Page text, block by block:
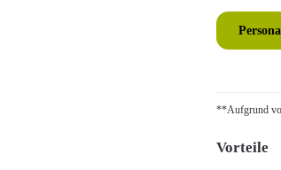
**Aufgrund
Vorteile